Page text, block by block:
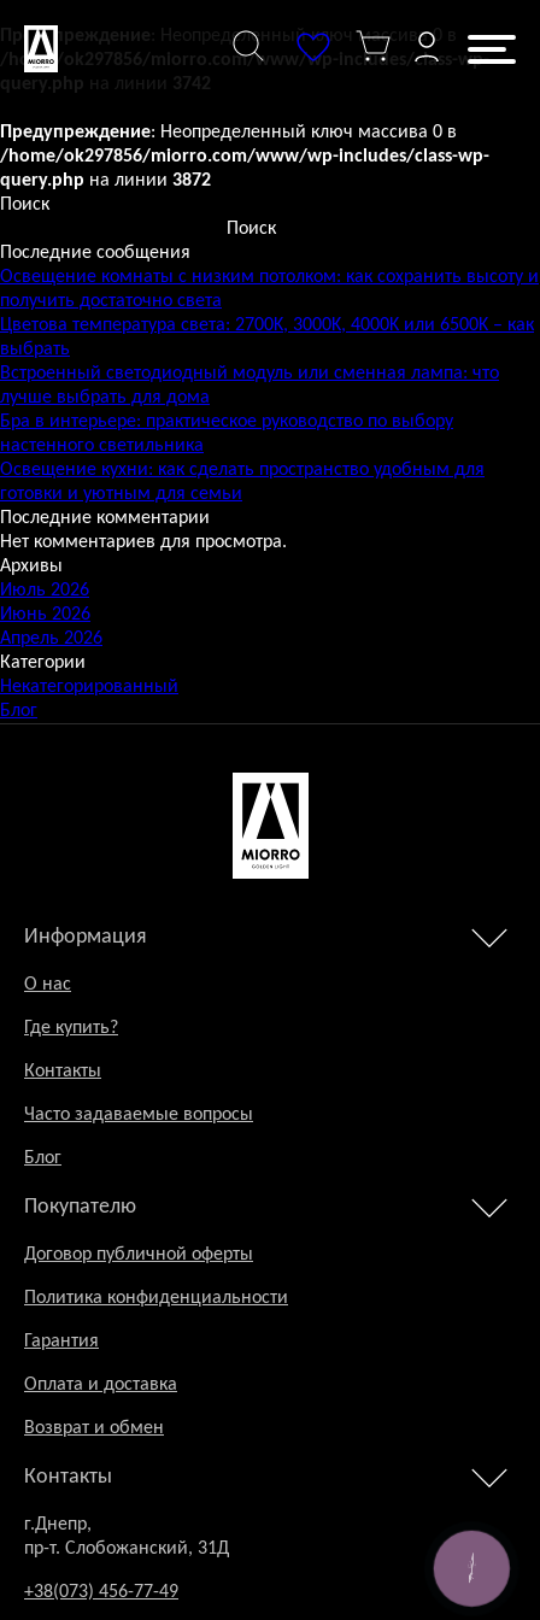
к
содержанию
Предупреждение : Неопределенный ключ массива 0 в
/home/ok297856/miorro.com/www/wp-includes/class-wp-
query.php на линии 3742
Предупреждение: Неопределенный ключ массива 0 в
/home/ok297856/miorro.com/www/wp-includes/class-wp-
query.php на линии 3872
Поиск
Поиск
Последние сообщения
Освещение комнаты с низким потолком: как сохранить высоту и
получить достаточно света
Цветова температура света: 2700K, 3000K, 4000K или 6500K – как
выбрать
Встроенный светодиодный модуль или сменная лампа: что
лучше выбрать для дома
Бра в интерьере: практическое руководство по выбору
настенного светильника
Освещение кухни: как сделать пространство удобным для
готовки и уютным для семьи
Последние комментарии
Нет комментариев для просмотра.
Архивы
Июль 2026
Июнь 2026
Апрель 2026
Категории
Некатегорированный
Блог
Информация
О нас
Где купить?
Контакты
Часто задаваемые вопросы
Блог
Покупателю
Договор публичной оферты
Политика конфиденциальности
Гарантия
Оплата и доставка
Возврат и обмен
Контакты
г.Днепр,
пр-т. Слобожанский, 31Д
+38(073) 456-77-49
КНОПКА
В связи